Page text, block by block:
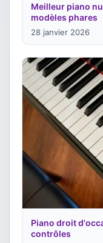
Meilleur piano
modèles phares
28 janvier 2026
Piano droit
contrôles